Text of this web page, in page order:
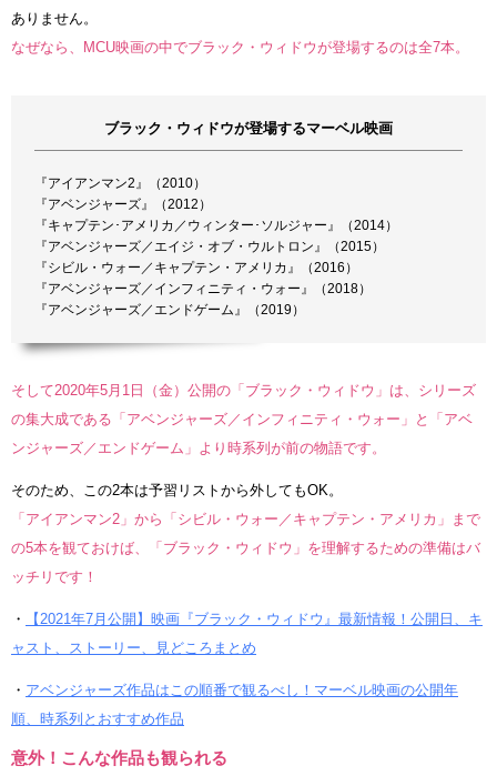
ありません。
なぜなら、MCU映画の中でブラック・ウィドウが登場するのは全7本。
ブラック・ウィドウが登場するマーベル映画
『アイアンマン2』（2010）
『アベンジャーズ』（2012）
『キャプテン･アメリカ／ウィンター･ソルジャー』（2014）
『アベンジャーズ／エイジ・オブ・ウルトロン』（2015）
『シビル・ウォー／キャプテン・アメリカ』（2016）
『アベンジャーズ／インフィニティ・ウォー』（2018）
『アベンジャーズ／エンドゲーム』（2019）
そして2020年5月1日（金）公開の「ブラック・ウィドウ」は、シリーズ
の集大成である「アベンジャーズ／インフィニティ・ウォー」と「アベ
ンジャーズ／エンドゲーム」より時系列が前の物語です。
そのため、この2本は予習リストから外してもOK。
「アイアンマン2」から「シビル・ウォー／キャプテン・アメリカ」まで
の5本を観ておけば、「ブラック・ウィドウ」を理解するための準備はバ
ッチリです！
・
【2021年7月公開】映画『ブラック・ウィドウ』最新情報！公開日、キ
ャスト、ストーリー、見どころまとめ
・ アベンジャーズ作品はこの順番で観るべし！マーベル映画の公開年
順、時系列とおすすめ作品
意外！こんな作品も観られる